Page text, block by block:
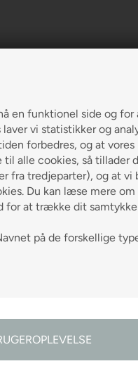
en funktionel side og for
vi statistikker og
forbedres, og at
til alle cookies, så tillader
fra tredjeparter), og at vi
Du kan læse mere
for at trække dit
på de forskellige